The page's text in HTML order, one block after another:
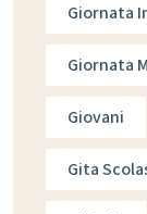
Giornata
Giornata
Giovani
Gita